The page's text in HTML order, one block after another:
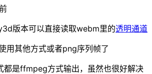
版本可以直接读取webm里的透明通道
用其他方式或者png序列帧了
都是ffmpeg方式输出，虽然也很好解决